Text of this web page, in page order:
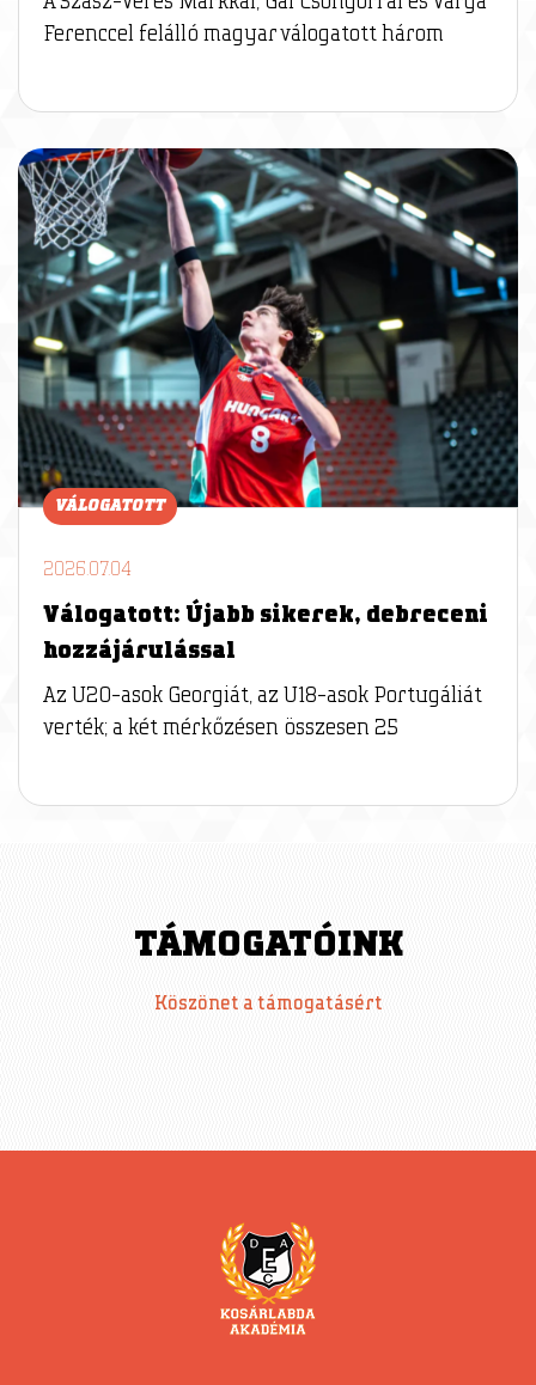
Ferenccel felálló magyar válogatott három
VÁLOGATOTT
2026.07.04
Válogatott: Újabb sikerek, debreceni
hozzájárulással
Az U20-asok Georgiát, az U18-asok Portugáliát
verték; a két mérkőzésen összesen 25
TÁMOGATÓINK
Köszönet a támogatásért